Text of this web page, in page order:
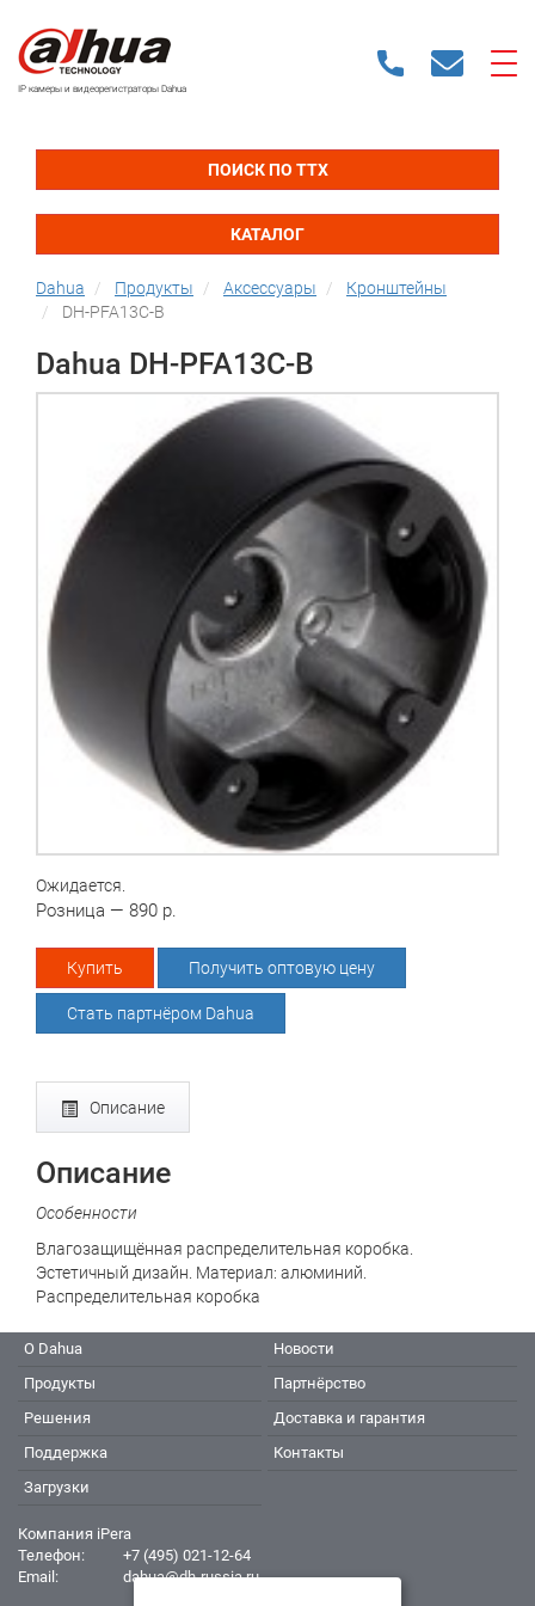
IP камеры и видеорегистраторы Dahua
ПОИСК ПО ТТХ
КАТАЛОГ
Dahua Продукты Аксессуары
Кронштейны
DH-PFA13C-B
Dahua DH-PFA13C-B
Ожидается.
Розница — 890 р.
Купить Получить оптовую цену
Стать партнёром Dahua
Описание
Описание
Особенности
Влагозащищённая распределительная коробка.
Эстетичный дизайн. Материал: алюминий.
Распределительная коробка
О Dahua
Продукты
Решения
Поддержка
Загрузки
Новости
Партнёрство
Доставка и гарантия
Контакты
Компания iPera
Телефон:
+7 (495) 021-12-64
Email:
dahua@dh-russia.ru